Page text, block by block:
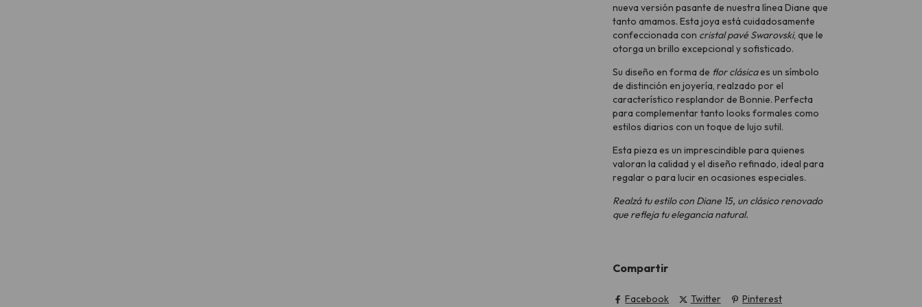
nueva versión pasante de nuestra línea Diane que
tanto amamos. Esta joya está cuidadosamente
confeccionada con cristal pavé Swarovski, que le
otorga un brillo excepcional y sofisticado.
Su diseño en forma de flor clásicaes un símbolo
de distinción en joyería, realzado por el
característico resplandor de Bonnie. Perfecta
para complementar tanto looks formales como
estilos diarios con un toque de lujo sutil.
Esta pieza es un imprescindible para quienes
valoran la calidad y el diseño refinado, ideal para
regalar o para lucir en ocasiones especiales.
Realzá tu estilo con Diane 15, un clásico renovado
que refleja tu elegancia natural.
Compartir
Facebook Twitter Pinterest